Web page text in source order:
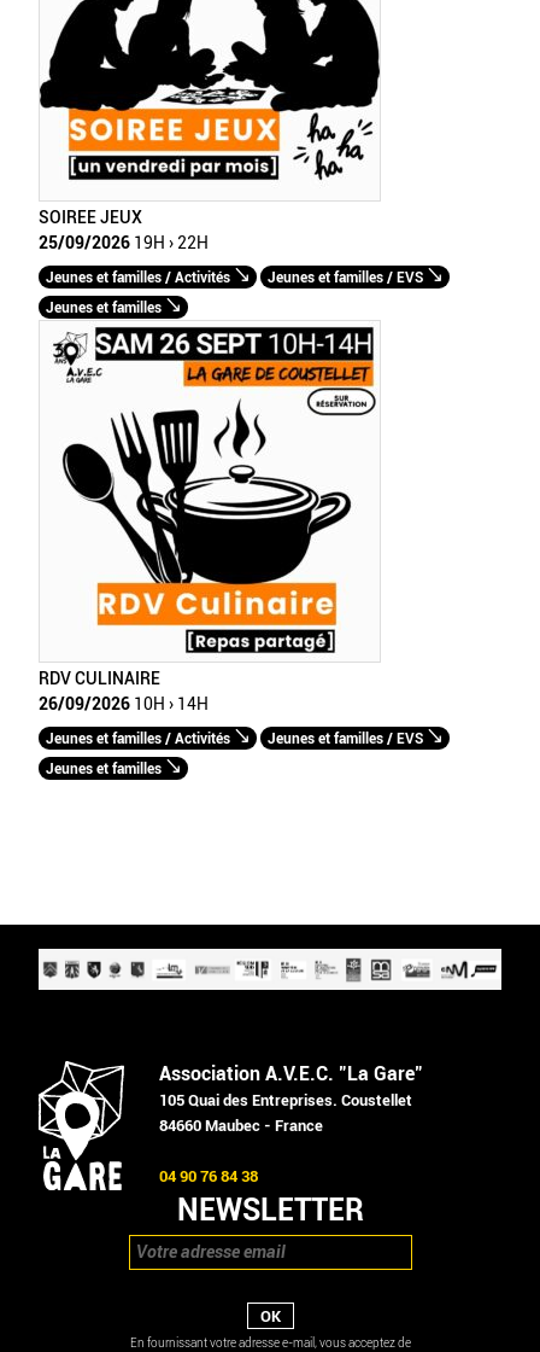
SOIREE JEUX
25/09/2026 19H › 22H
Jeunes et familles / Activités
Jeunes et familles / EVS
Jeunes et familles
RDV CULINAIRE
26/09/2026 10H › 14H
Jeunes et familles / Activités
Jeunes et familles / EVS
Jeunes et familles
Association A.V.E.C. "La Gare"
105 Quai des Entreprises. Coustellet
84660 Maubec - France
04 90 76 84 38
NEWSLETTER
En fournissant votre adresse e-mail, vous acceptez de